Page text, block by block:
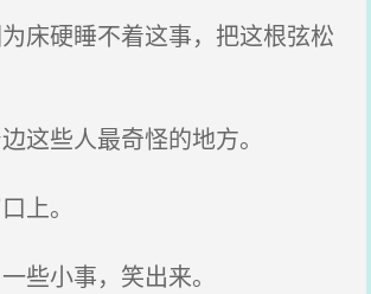
床硬睡不着这事，把这根弦松
这些人最奇怪的地方。
上。
些小事，笑出来。